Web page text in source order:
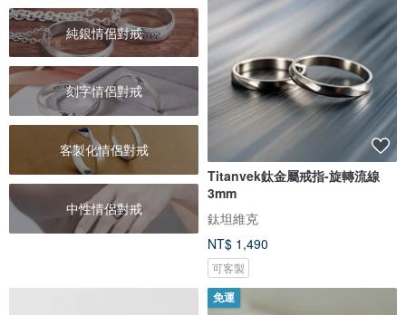
純銀情侶對戒
刻字情侶對戒
客製化情侶對戒
中性情侶對戒
Titanvek鈦金屬戒指-旋轉流線
3mm
鈦坦維克
NT$ 1,490
可客製
免運